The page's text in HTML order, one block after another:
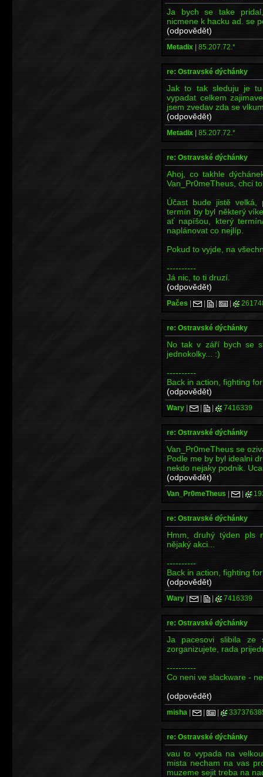
Ja bych se take
nicmene k hacku ad. se
(odpovědět)
Metadix | 85.207.72.*
re: Ostravské dýchánky
Jak to tak sleduju je
vypadat celkem
jsem zvedav zda se
(odpovědět)
Metadix | 85.207.72.*
re: Ostravské dýchánky
Ahoj, co takhle
Van_Pr0meTheus, chci
Účast bude jistě
termín by byl některý
ať napíšou, který
naplánovat co nejlíp.
Pokud to vyjde, na
----------
Já nic, to ti druzí.
(odpovědět)
Pačes | | | |
re: Ostravské dýchánky
No tak v září bych se
jednokolky... :)
----------
Back in action, fighting
(odpovědět)
Wary | | | 7416339
re: Ostravské dýchánky
Van_Pr0meTheus se
Podle me by byl idealni
nekdo nejaky podnik.
(odpovědět)
Van_Pr0meTheus | |
re: Ostravské dýchánky
Hmm, druhý týden pls
nějaký akci...
----------
Back in action, fighting
(odpovědět)
Wary | | | 7416339
re: Ostravské dýchánky
Ja pacesovi slibila ze
zorganizujete, rada
----------
Co neni ve slackware -
(odpovědět)
misha | | |
re: Ostravské dýchánky
vau to vypada na
mista necham na vas
muzeme sejit treba na